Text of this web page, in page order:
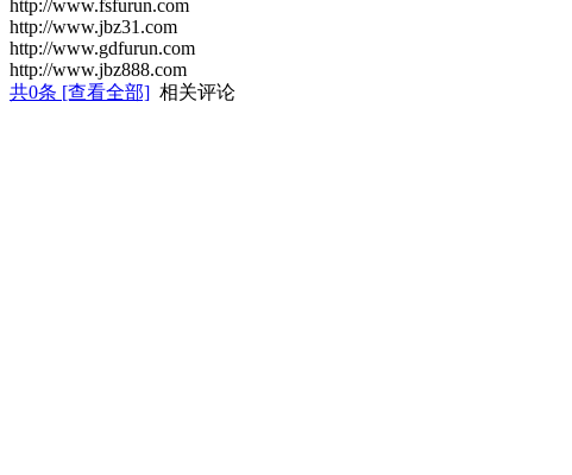
http://www.fsfurun.com
http://www.jbz31.com
http://www.gdfurun.com
http://www.jbz888.com
共0条 [查看全部] 相关评论